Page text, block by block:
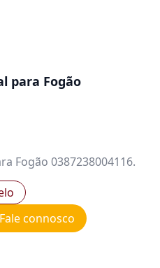
para Fogão
Fogão 0387238004116.
connosco